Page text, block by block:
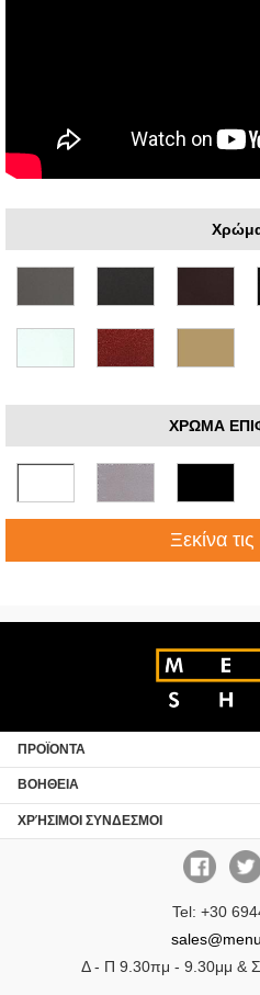
ΧΡΩΜΑ
Ξεκίνα
ΠΡΟΪΟΝΤΑ
ΒΟΗΘΕΙΑ
ΧΡΉΣΙΜΟΙ ΣΥΝΔΕΣΜΟΙ
Tel: +30
Δ - Π 9.30πμ - 9.30μμ &